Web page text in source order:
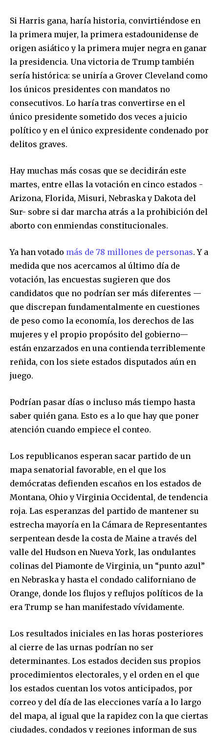
Join our community of
SUBSCRIBERS and be part of the
conversation.
To subscribe, simply enter your email address on our website
safe with us.
SUBSCRIBE
I've read and accept thePrivacy Policy
Si Harris gana, haría historia, convirtiéndose en
la primera mujer, la primera estadounidense de
origen asiático y la primera mujer negra en ganar
la presidencia. Una victoria de Trump también
sería histórica: se uniría a Grover Cleveland como
los únicos presidentes con mandatos no
consecutivos. Lo haría tras convertirse en el
único presidente sometido dos veces a juicio
político y en el único expresidente condenado por
delitos graves.
Hay muchas más cosas que se decidirán este
martes, entre ellas la votación en cinco estados -
Arizona, Florida, Misuri, Nebraska y Dakota del
Sur- sobre si dar marcha atrás a la prohibición del
aborto con enmiendas constitucionales.
Ya han votado más de 78 millones de personas. Y a
medida que nos acercamos al último día de
votación, las encuestas sugieren que dos
candidatos que no podrían ser más diferentes —
que discrepan fundamentalmente en cuestiones
de peso como la economía, los derechos de las
mujeres y el propio propósito del gobierno—
están enzarzados en una contienda terriblemente
reñida, con los siete estados disputados aún en
juego.
Podrían pasar días o incluso más tiempo hasta
saber quién gana. Esto es a lo que hay que poner
atención cuando empiece el conteo.
Los republicanos esperan sacar partido de un
mapa senatorial favorable, en el que los
demócratas defienden escaños en los estados de
Montana, Ohio y Virginia Occidental, de tendencia
roja. Las esperanzas del partido de mantener su
estrecha mayoría en la Cámara de Representantes
serpentean desde la costa de Maine a través del
valle del Hudson en Nueva York, las ondulantes
colinas del Piamonte de Virginia, un “punto azul”
en Nebraska y hasta el condado californiano de
Orange, donde los flujos y reflujos políticos de la
era Trump se han manifestado vívidamente.
Los resultados iniciales en las horas posteriores
al cierre de las urnas podrían no ser
determinantes. Los estados deciden sus propios
procedimientos electorales, y el orden en el que
los estados cuentan los votos anticipados, por
correo y del día de las elecciones varía a lo largo
del mapa, al igual que la rapidez con la que ciertas
ciudades, condados y regiones informan de sus